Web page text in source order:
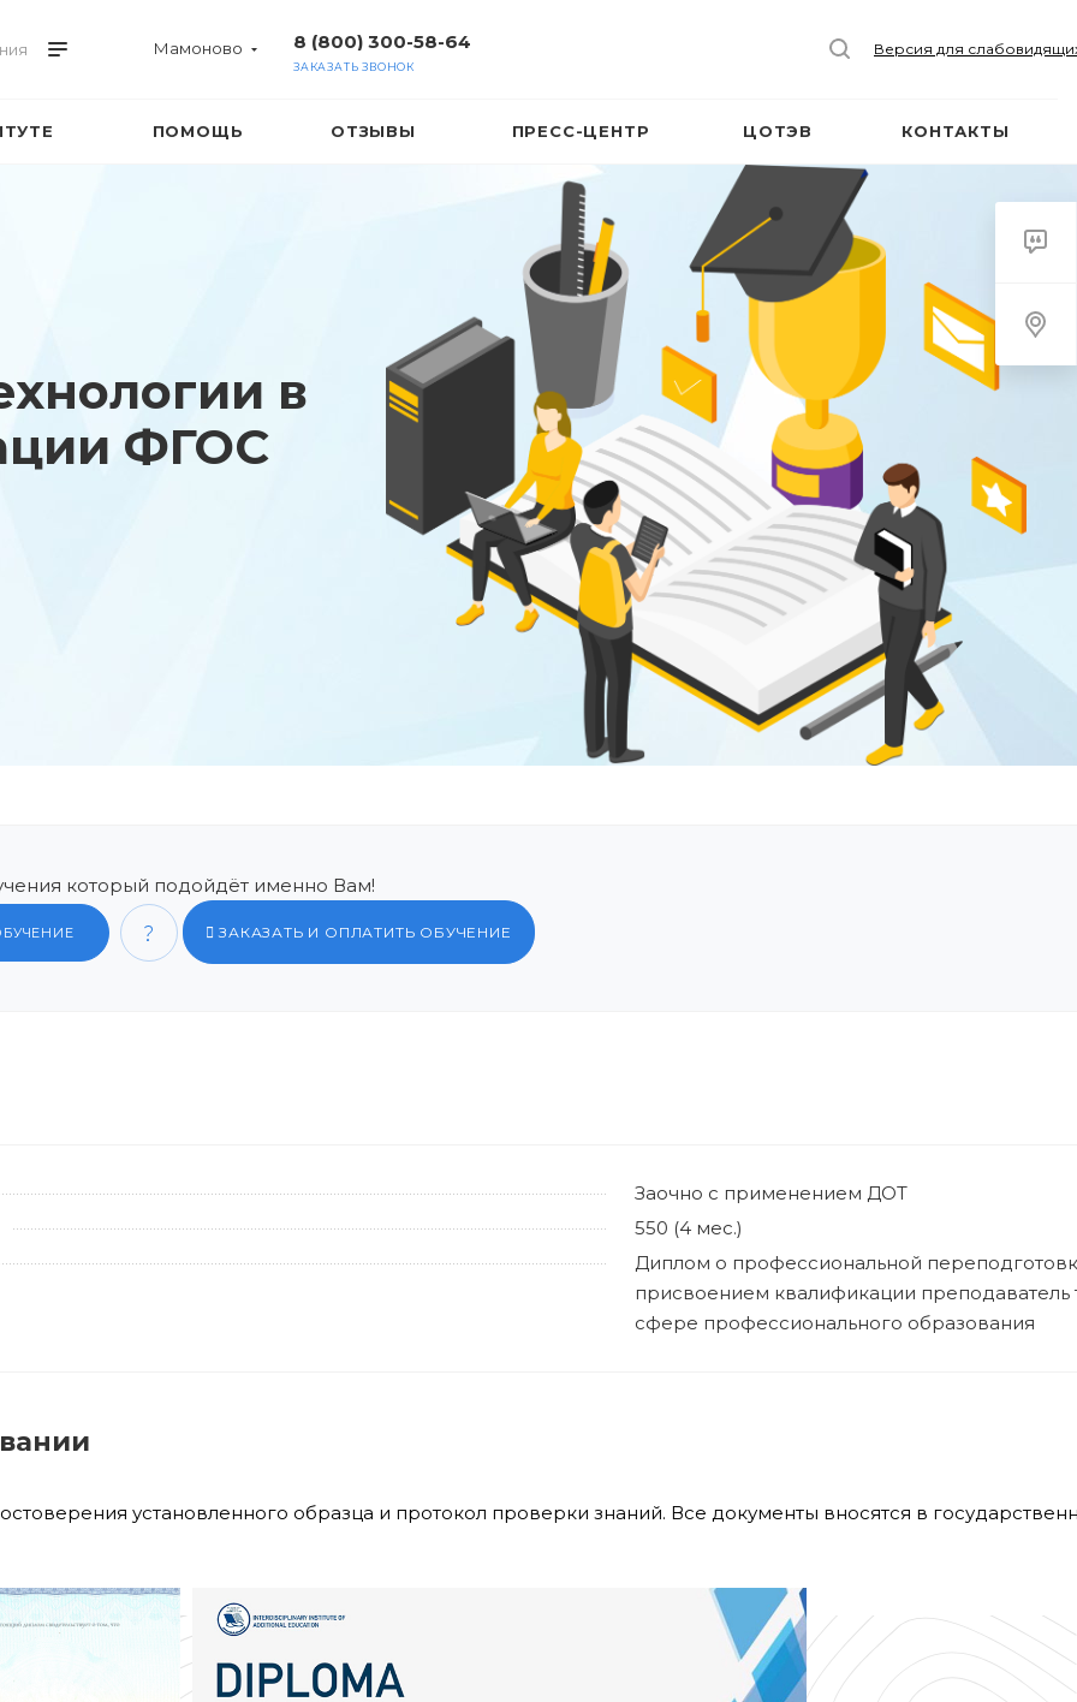
Мамоново 8 (800) 300-58-64
ЗАКАЗАТЬ ЗВОНОК
Версия для
ПОМОЩЬ ОТЗЫВЫ ПРЕСС-ЦЕНТР ЦОТЭВ КОНТАКТЫ
в
ФГОС
который подойдёт именно Вам!
ЗАКАЗАТЬ И ОПЛАТИТЬ ОБУЧЕНИЕ
Заочно с применением ДОТ
550 (4 мес.)
Диплом о профессиональной
присвоением квалификации преподаватель
сфере профессионального образования
установленного образца и протокол проверки знаний. Все документы вносятся в